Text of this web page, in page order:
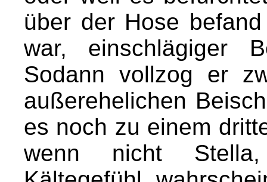
über der Hose
war, einschlägiger
Sodann vollzog er
außerehelichen
es noch zu einem
wenn nicht